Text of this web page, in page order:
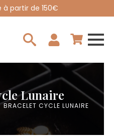
partir de 150€
Lunaire
BRACELET CYCLE LUNAIRE